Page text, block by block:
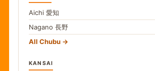
Aichi 愛知
Nagano 長野
All Chubu
KANSAI